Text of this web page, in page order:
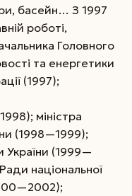
басейн… З 1997
роботі,
Головного
та енергетики
(1997);
міністра
(1998—1999);
України (1999—
національної